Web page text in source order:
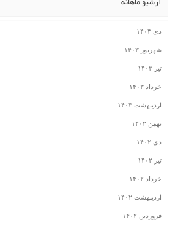
آرشیو ماهانه
دی ۱۴۰۳
شهریور ۱۴۰۳
تیر ۱۴۰۳
خرداد ۱۴۰۳
اردیبهشت ۱۴۰۳
بهمن ۱۴۰۲
دی ۱۴۰۲
تیر ۱۴۰۲
خرداد ۱۴۰۲
اردیبهشت ۱۴۰۲
فروردین ۱۴۰۲